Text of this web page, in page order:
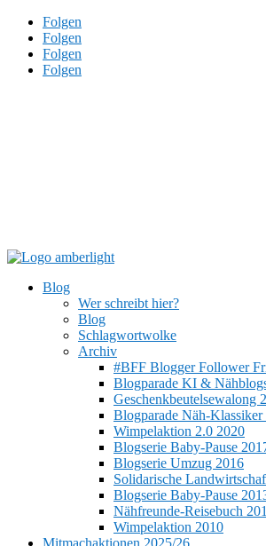
Folgen
Folgen
Folgen
Folgen
Blog
Wer schreibt hier?
Blog
Schlagwortwolke
Archiv
#BFF Blogger Follower
Blogparade KI &
Geschenkbeutelsewalong
Blogparade Näh-Klassiker
Wimpelaktion 2.0 2020
Blogserie Baby-Pause
Blogserie Umzug 2016
Solidarische
Blogserie Baby-Pause
Nähfreunde-Reisebuch
Wimpelaktion 2010
Mitmachaktionen 2025/26